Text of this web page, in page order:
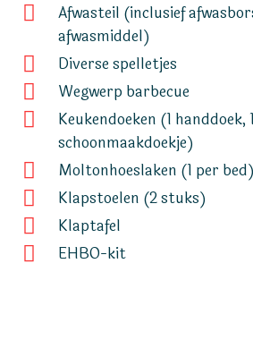
Afwasteil (inclusief
afwasmiddel)
Diverse spelletjes
Wegwerp barbecue
Keukendoeken (1 handdoek,
schoonmaakdoekje)
Moltonhoeslaken (1 per bed)
Klapstoelen (2 stuks)
Klaptafel
EHBO-kit